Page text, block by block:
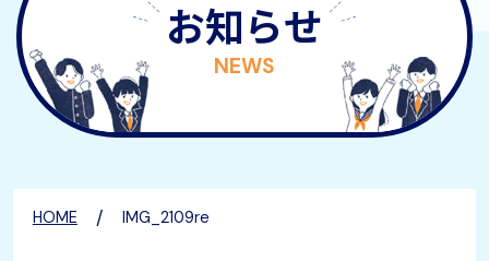
お知らせ
NEWS
HOME / IMG_2109re